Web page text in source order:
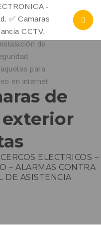
de
ELECTRICOS –
– ALARMAS CONTRA
DE ASISTENCIA